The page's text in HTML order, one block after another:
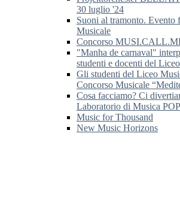
30 luglio '24
Suoni al tramonto. Evento
Musicale
Concorso
"Manha de carnaval"
studenti e docenti del
Gli studenti del Liceo
Concorso Musicale
Cosa facciamo? Ci
Laboratorio di Musica
Music for Thousand
New Music Horizons